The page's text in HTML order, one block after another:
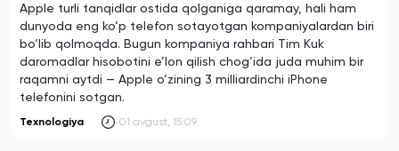
Apple turli tanqidlar ostida qolganiga qaramay, hali ham
dunyoda eng ko‘p telefon sotayotgan kompaniyalardan biri
bo‘lib qolmoqda. Bugun kompaniya rahbari Tim Kuk
daromadlar hisobotini e’lon qilish chog‘ida juda muhim bir
raqamni aytdi — Apple o‘zining 3 milliardinchi iPhone
telefonini sotgan.
Texnologiya 01 avgust, 15:09